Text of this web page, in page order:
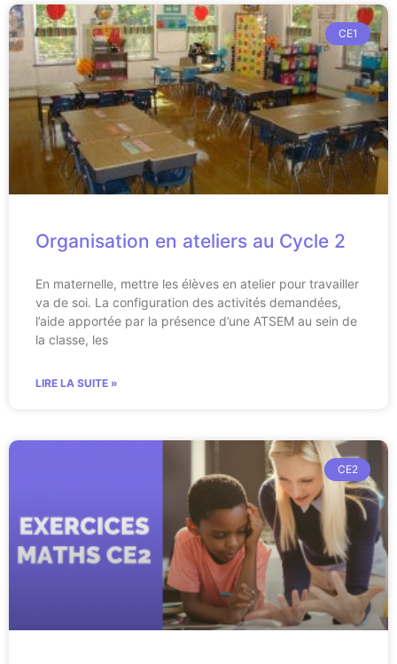
CE1
Organisation en ateliers au Cycle 2
En maternelle, mettre les élèves en atelier pour travailler
va de soi. La configuration des activités demandées,
l’aide apportée par la présence d’une ATSEM au sein de
la classe, les
LIRE LA SUITE »
CE2